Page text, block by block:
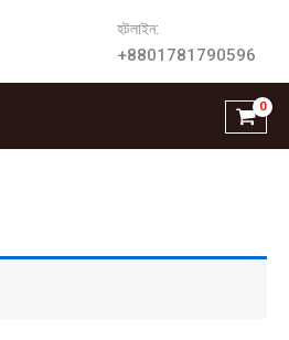
হটলাইন:
+8801781790596